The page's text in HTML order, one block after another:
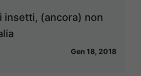
insetti, (ancora) non
Gen 18, 2018